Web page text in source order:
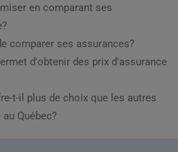
en comparant ses
comparer ses assurances?
d'obtenir des prix d'assurance
t-il plus de choix que les autres
Québec?